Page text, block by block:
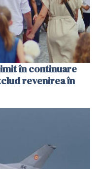
în continuare
revenirea în